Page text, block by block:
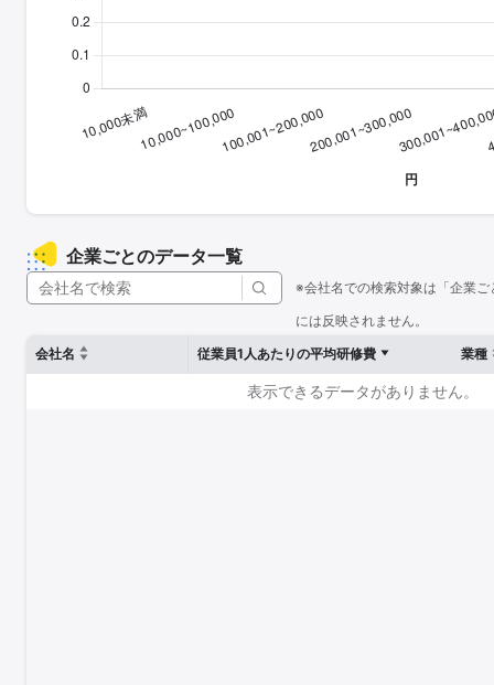
企業ごとのデータ一覧
※会社名での検索対象は「企業
には反映されません。
会社名
従業員1人あたりの平均研修費 業種
表示できるデータがありません。